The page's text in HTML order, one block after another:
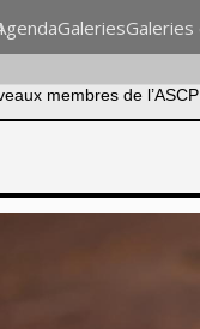
Galeries
membres de